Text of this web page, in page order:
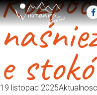
e
19 listopad 2025